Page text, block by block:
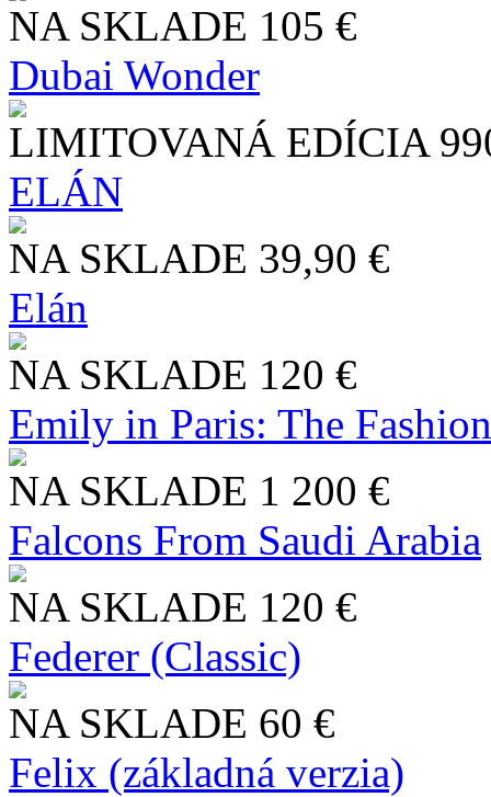
NA SKLADE 105 €
Dubai Wonder
LIMITOVANÁ EDÍCIA
ELÁN
NA SKLADE 39,90 €
Elán
NA SKLADE 120 €
Emily in Paris: The
NA SKLADE 1 200 €
Falcons From Saudi Arabia
NA SKLADE 120 €
Federer (Classic)
NA SKLADE 60 €
Felix (základná verzia)